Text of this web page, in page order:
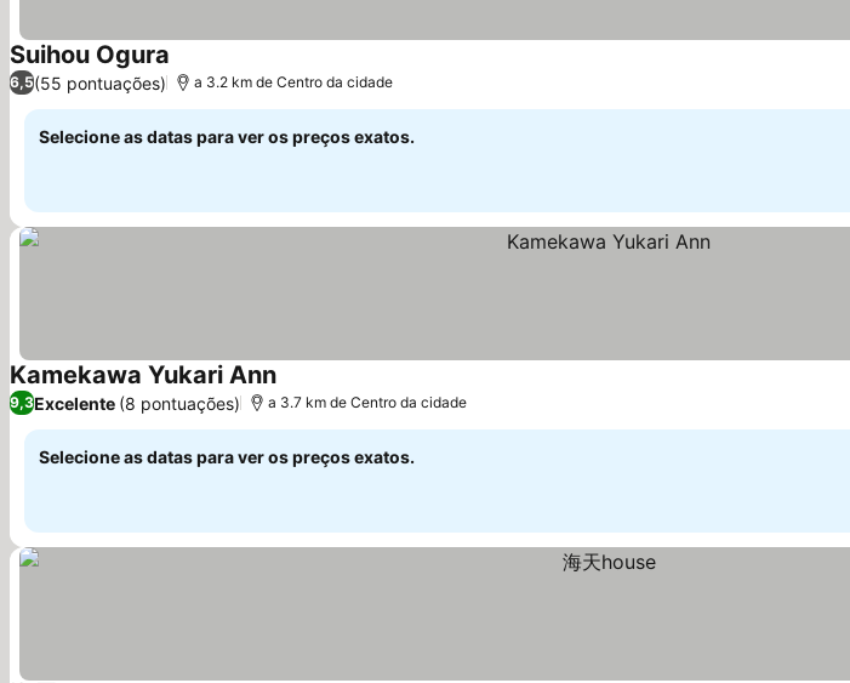
Suihou Ogura
6,5(55 pontuações) a 3.2 km de Centro da cidade
Selecione as datas para ver os preços exatos.
Kamekawa Yukari Ann
9,3Excelente (8 pontuações) a 3.7 km de Centro da cidade
Selecione as datas para ver os preços exatos.